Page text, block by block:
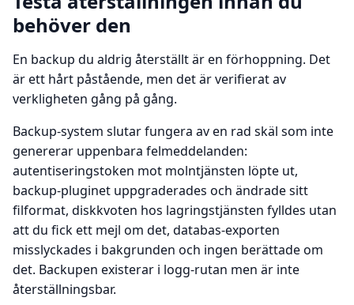
behöver den
En backup du aldrig återställt är en förhoppning. Det
är ett hårt påstående, men det är verifierat av
verkligheten gång på gång.
Backup-system slutar fungera av en rad skäl som inte
genererar uppenbara felmeddelanden:
autentiseringstoken mot molntjänsten löpte ut,
backup-pluginet uppgraderades och ändrade sitt
filformat, diskkvoten hos lagringstjänsten fylldes utan
att du fick ett mejl om det, databas-exporten
misslyckades i bakgrunden och ingen berättade om
det. Backupen existerar i logg-rutan men är inte
återställningsbar.